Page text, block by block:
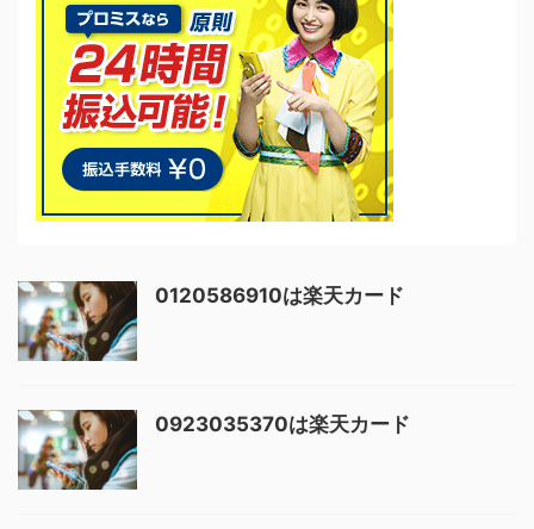
0120586910は楽天カード
0923035370は楽天カード